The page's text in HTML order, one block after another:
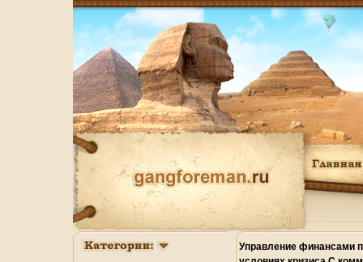
Управление финансами